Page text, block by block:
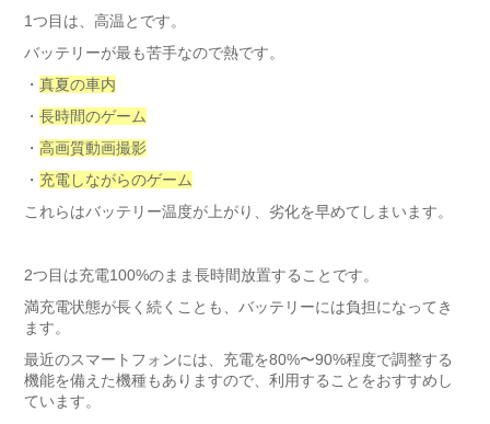
1つ目は、高温とです。
バッテリーが最も苦手なので熱です。
・ 真夏の車内
・ 長時間のゲーム
・ 高画質動画撮影
・ 充電しながらのゲーム
これらはバッテリー温度が上がり、劣化を早めてしまいます。
2つ目は充電100%のまま長時間放置することです。
満充電状態が長く続くことも、バッテリーには負担になってき
ます。
最近のスマートフォンには、充電を80%〜90%程度で調整する
機能を備えた機種もありますので、利用することをおすすめし
ています。